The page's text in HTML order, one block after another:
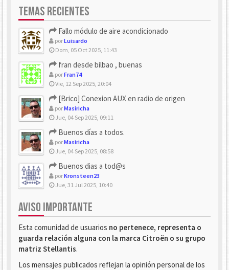
TEMAS RECIENTES
Fallo módulo de aire acondicionado
porLuisardo
Dom, 05 Oct 2025, 11:43
fran desde bilbao , buenas
porFran74
Vie, 12 Sep 2025, 20:04
[Brico] Conexion AUX en radio de origen
porMasiricha
Jue, 04 Sep 2025, 09:11
Buenos días a todos.
porMasiricha
Jue, 04 Sep 2025, 08:58
Buenos dias a tod@s
porKronsteen23
Jue, 31 Jul 2025, 10:40
AVISO IMPORTANTE
Esta comunidad de usuarios no pertenece, representa o
guarda relación alguna con la marca Citroën o su grupo
matriz Stellantis.
Los mensajes publicados reflejan la opinión personal de los